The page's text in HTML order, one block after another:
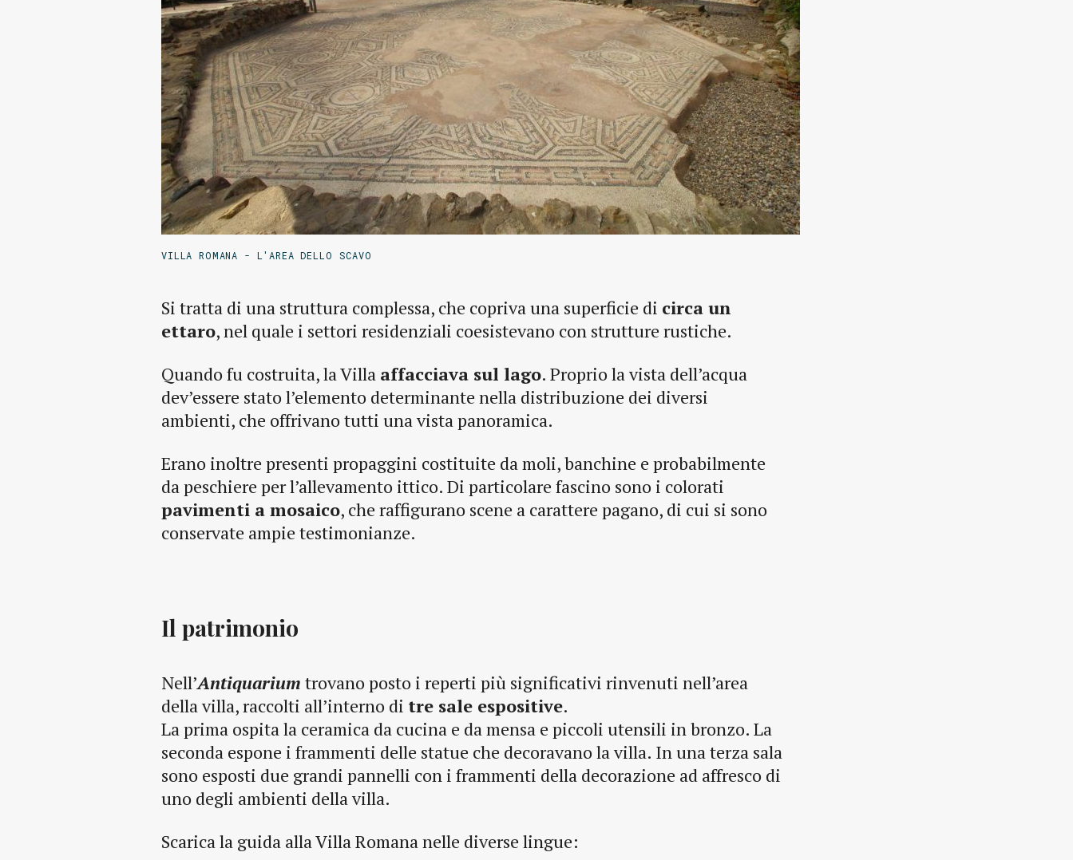
VILLA ROMANA - L'AREA DELLO SCAVO
Si tratta di una struttura complessa, che copriva una superficie di circa un
ettaro, nel quale i settori residenziali coesistevano con strutture rustiche.
Quando fu costruita, la Villa affacciava sul lago. Proprio la vista dell’acqua
dev’essere stato l’elemento determinante nella distribuzione dei diversi
ambienti, che offrivano tutti una vista panoramica.
Erano inoltre presenti propaggini costituite da moli, banchine e probabilmente
da peschiere per l’allevamento ittico. Di particolare fascino sono i colorati
pavimenti a mosaico, che raffigurano scene a carattere pagano, di cui si sono
conservate ampie testimonianze.
Il patrimonio
Nell’Antiquarium trovano posto i reperti più significativi rinvenuti nell’area
della villa, raccolti all’interno di tre sale espositive.
La prima ospita la ceramica da cucina e da mensa e piccoli utensili in bronzo. La
seconda espone i frammenti delle statue che decoravano la villa. In una terza sala
sono esposti due grandi pannelli con i frammenti della decorazione ad affresco di
uno degli ambienti della villa.
Scarica la guida alla Villa Romana nelle diverse lingue: